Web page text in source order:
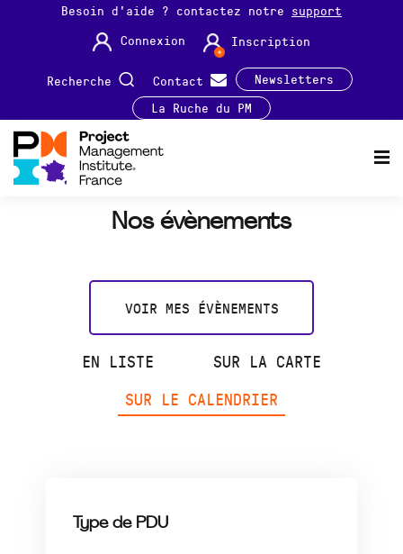
Besoin d'aide ? contactez notre support
Connexion
Inscription
Recherche Contact
Newsletters
La Ruche du PM
Nos évènements
VOIR MES ÉVÈNEMENTS
EN LISTE
SUR LA CARTE
SUR LE CALENDRIER
Type de PDU